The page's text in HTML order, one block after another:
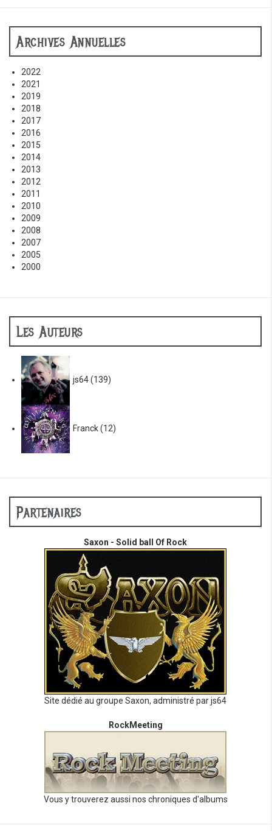
Archives Annuelles
2022
2021
2019
2018
2017
2016
2015
2014
2013
2012
2011
2010
2009
2008
2007
2005
2000
Les Auteurs
js64(139)
Franck(12)
Partenaires
Saxon - Solid ball Of Rock
Site dédié au groupe Saxon, administré par js64
RockMeeting
Vous y trouverez aussi nos chroniques d'albums